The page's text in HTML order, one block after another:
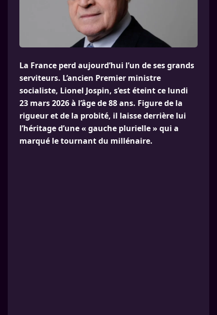
La France perd aujourd’hui l’un de ses grands
serviteurs. L’ancien Premier ministre
socialiste, Lionel Jospin, s’est éteint ce lundi
23 mars 2026 à l’âge de 88 ans. Figure de la
rigueur et de la probité, il laisse derrière lui
l’héritage d’une « gauche plurielle » qui a
marqué le tournant du millénaire.